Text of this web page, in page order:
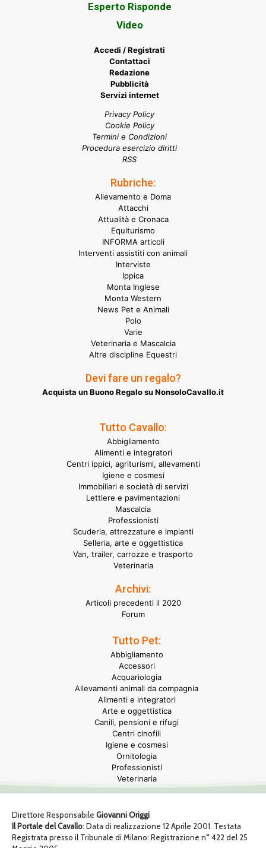
Esperto Risponde
Video
Accedi / Registrati
Contattaci
Redazione
Pubblicità
Servizi internet
Privacy Policy
Cookie Policy
Termini e Condizioni
Procedura esercizio diritti
RSS
Rubriche:
Allevamento e Doma
Attacchi
Attualità e Cronaca
Equiturismo
INFORMA articoli
Interventi assistiti con animali
Interviste
Ippica
Monta Inglese
Monta Western
News Pet e Animali
Polo
Varie
Veterinaria e Mascalcia
Altre discipline Equestri
Devi fare un regalo?
Acquista un Buono Regalo su NonsoloCavallo.it
Tutto Cavallo:
Abbigliamento
Alimenti e integratori
Centri ippici, agriturismi, allevamenti
Igiene e cosmesi
Immobiliari e società di servizi
Lettiere e pavimentazioni
Mascalcia
Professionisti
Scuderia, attrezzature e impianti
Selleria, arte e oggettistica
Van, trailer, carrozze e trasporto
Veterinaria
Archivi:
Articoli precedenti il 2020
Forum
Tutto Pet:
Abbigliamento
Accessori
Acquariologia
Allevamenti animali da compagnia
Alimenti e integratori
Arte e oggettistica
Canili, pensioni e rifugi
Centri cinofili
Igiene e cosmesi
Ornitologia
Professionisti
Veterinaria
Direttore Responsabile Giovanni Origgi
Il Portale del Cavallo: Data di realizzazione 12 Aprile 2001. Testata
Registrata presso il Tribunale di Milano: Registrazione n° 422 del 25